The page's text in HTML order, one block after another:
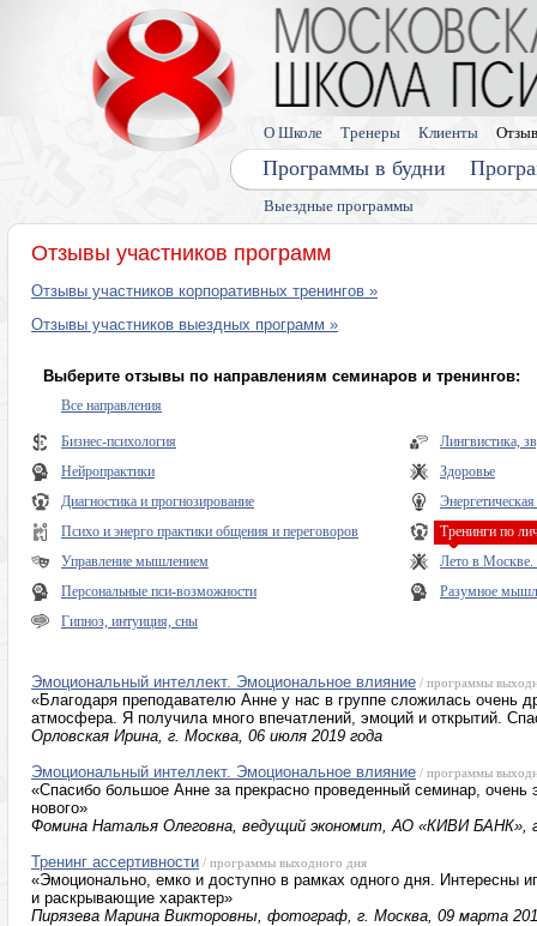
Выездные программы
Программы в будни
О Школе Тренеры Клиенты
Отзывы участников программ
Отзывы участников корпоративных тренингов »
Отзывы участников выездных программ »
Выберите отзывы по направлениям семинаров и тренингов:
Все направления
Бизнес-психология
Нейропрактики
Диагностика и прогнозирование
Психо и энерго практики общения и переговоров
Управление мышлением
Персональные пси-возможности
Гипноз, интуиция, сны
Лингвистика,
Здоровье
Тренинги по
Лето в
Разумное
Эмоциональный интеллект. Эмоциональное влияние / программы
«Благодаря преподавателю Анне у нас в группе сложилась очень
атмосфера. Я получила много впечатлений, эмоций и открытий.
Орловская Ирина, г. Москва, 06 июля 2019 года
Эмоциональный интеллект. Эмоциональное влияние / программы
«Спасибо большое Анне за прекрасно проведенный семинар,
нового»
Фомина Наталья Олеговна, ведущий экономит, АО «КИВИ БАНК»,
Тренинг ассертивности / программы выходного дня
«Эмоционально, емко и доступно в рамках одного дня. Интересны
и раскрывающие характер»
Пирязева Марина Викторовны, фотограф, г. Москва, 09 марта